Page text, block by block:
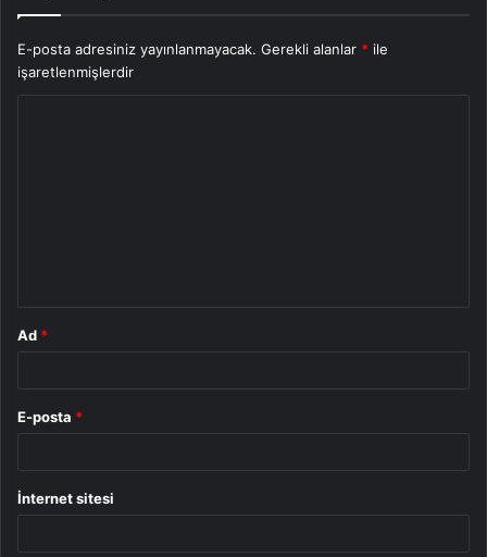
E-posta adresiniz yayınlanmayacak. Gerekli alanlar * ile
işaretlenmişlerdir
Ad *
E-posta *
İnternet sitesi